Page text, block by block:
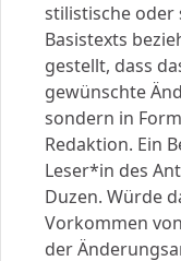
stilistische oder
Basistexts
gestellt, dass
gewünschte
sondern in
Redaktion. Ein
Leser*in des
Duzen. Würde
Vorkommen
der